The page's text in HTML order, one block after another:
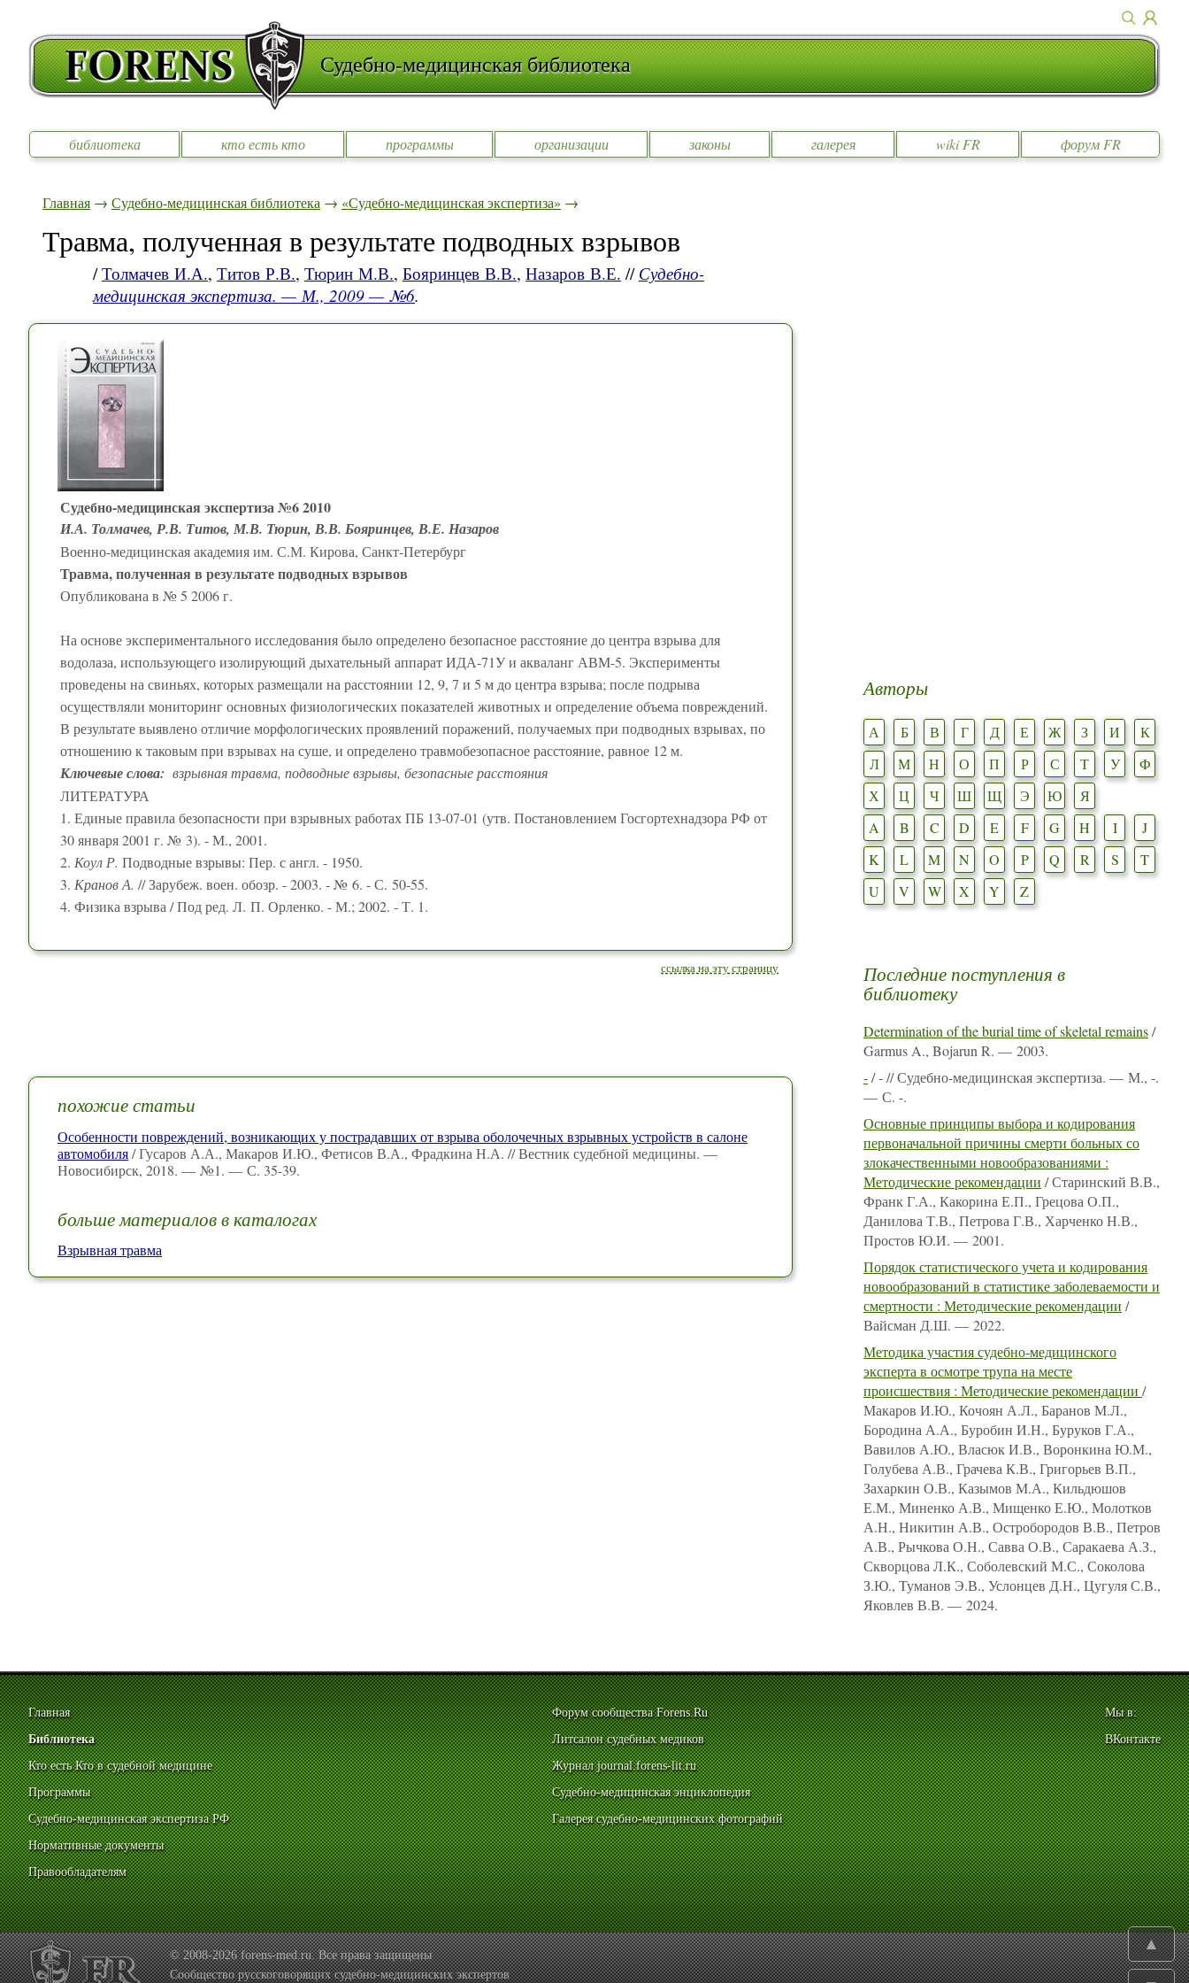
Судебно-медицинская библиотека
библиотека кто есть кто программы организации законы галерея wiki FR форум FR
Главная → Судебно-медицинская библиотека → «Судебно-медицинская экспертиза» →
Травма, полученная в результате подводных взрывов
/Толмачев И.А., Титов Р.В., Тюрин М.В., Бояринцев В.В., Назаров В.Е. // Судебно-
медицинская экспертиза. — М., 2009 — №6.
Судебно-медицинская экспертиза №6 2010
И.А. Толмачев, Р.В. Титов, М.В. Тюрин, В.В. Бояринцев, В.Е. Назаров
Военно-медицинская академия им. С.М. Кирова, Санкт-Петербург
Травма, полученная в результате подводных взрывов
Опубликована в № 5 2006 г.
На основе экспериментального исследования было определено безопасное расстояние до центра взрыва для
водолаза, использующего изолирующий дыхательный аппарат ИДА-71У и акваланг АВМ-5. Эксперименты
проведены на свиньях, которых размещали на расстоянии 12, 9, 7 и 5 м до центра взрыва; после подрыва
осуществляли мониторинг основных физиологических показателей животных и определение объема повреждений.
В результате выявлено отличие морфологических проявлений поражений, получаемых при подводных взрывах, по
отношению к таковым при взрывах на суше, и определено травмобезопасное расстояние, равное 12 м.
Ключевые слова: взрывная травма, подводные взрывы, безопасные расстояния
ЛИТЕРАТУРА
1. Единые правила безопасности при взрывных работах ПБ 13-07-01 (утв. Постановлением Госгортехнадзора РФ от
30 января 2001 г. № 3). - М., 2001.
2.Коул Р.Подводные взрывы: Пер. с англ. - 1950.
3.Кранов А.// Зарубеж. воен. обозр. - 2003. - № 6. - С. 50-55.
4. Физика взрыва / Под ред. Л. П. Орленко. - М.; 2002. - Т. 1.
ссылка на эту страницу
похожие статьи
Особенности повреждений, возникающих у пострадавших от взрыва оболочечных взрывных устройств в салоне
автомобиля/ Гусаров А.А., Макаров И.Ю., Фетисов В.А., Фрадкина Н.А. // Вестник судебной медицины. —
Новосибирск, 2018. — №1. — С. 35-39.
больше материалов в каталогах
Взрывная травма
Авторы
А Б В Г Д Е Ж З И
К
Л
М Н О П Р С Т У
Ф
Х
Ц Ч Ш Щ Э Ю
Я
A
B C D E F G H I
J
K
L M N O P Q R S
T
U
V W X Y Z
Последние поступления в
библиотеку
Determination of the burial time of skeletal remains/
Garmus A., Bojarun R. — 2003.
-/ - // Судебно-медицинская экспертиза. — М., -.
— С. -.
Основные принципы выбора и кодирования
первоначальной причины смерти больных со
злокачественными новообразованиями :
Методические рекомендации / Старинский В.В.,
Франк Г.А., Какорина Е.П., Грецова О.П.,
Данилова Т.В., Петрова Г.В., Харченко Н.В.,
Простов Ю.И. — 2001.
Порядок статистического учета и кодирования
новообразований в статистике заболеваемости и
смертности : Методические рекомендации /
Вайсман Д.Ш. — 2022.
Методика участия судебно-медицинского
эксперта в осмотре трупа на месте
происшествия : Методические рекомендации /
Макаров И.Ю., Кочоян А.Л., Баранов М.Л.,
Бородина А.А., Буробин И.Н., Буруков Г.А.,
Вавилов А.Ю., Власюк И.В., Воронкина Ю.М.,
Голубева А.В., Грачева К.В., Григорьев В.П.,
Захаркин О.В., Казымов М.А., Кильдюшов
Е.М., Миненко А.В., Мищенко Е.Ю., Молотков
А.Н., Никитин А.В., Остробородов В.В., Петров
А.В., Рычкова О.Н., Савва О.В., Саракаева А.З.,
Скворцова Л.К., Соболевский М.С., Соколова
З.Ю., Туманов Э.В., Услонцев Д.Н., Цугуля С.В.,
Яковлев В.В. — 2024.
Главная
Библиотека
Кто есть Кто в судебной медицине
Программы
Судебно-медицинская экспертиза РФ
Нормативные документы
Правообладателям
Форум сообщества Forens.Ru
Литсалон судебных медиков
Журнал journal.forens-lit.ru
Судебно-медицинская энциклопедия
Галерея судебно-медицинских фотографий
Мы в:
ВКонтакте
© 2008-2026 forens-med.ru. Все права защищены
Сообщество русскоговорящих судебно-медицинских экспертов
▲